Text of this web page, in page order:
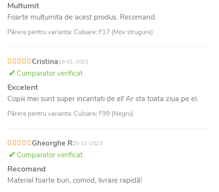
Multumit
Foarte mulțumita de acest produs. Recomand.
Părere pentru varianta: Culoare: F17 (Mov strugure)
Cristina19-01-2023
Cumparator verificat
Excelent
Copiii mei sunt super incantati de el! Ar sta toata ziua pe el.
Părere pentru varianta: Culoare: F99 (Negru)
Gheorghe R25-11-2023
Cumparator verificat
Recomand
Material foarte bun, comod, livrare rapidă!